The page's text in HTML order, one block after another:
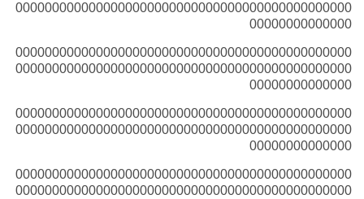
0000000000000000000000000000000000000000000000
00000000000000
0000000000000000000000000000000000000000000000
0000000000000000000000000000000000000000000000
00000000000000
0000000000000000000000000000000000000000000000
0000000000000000000000000000000000000000000000
00000000000000
0000000000000000000000000000000000000000000000
0000000000000000000000000000000000000000000000